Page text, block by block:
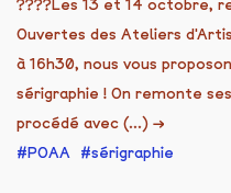
????Les 13 et 14 octobre,
Ouvertes des Ateliers
à 16h30, nous vous
sérigraphie ! On remonte
procédé avec (...) →
POAA
sérigraphie